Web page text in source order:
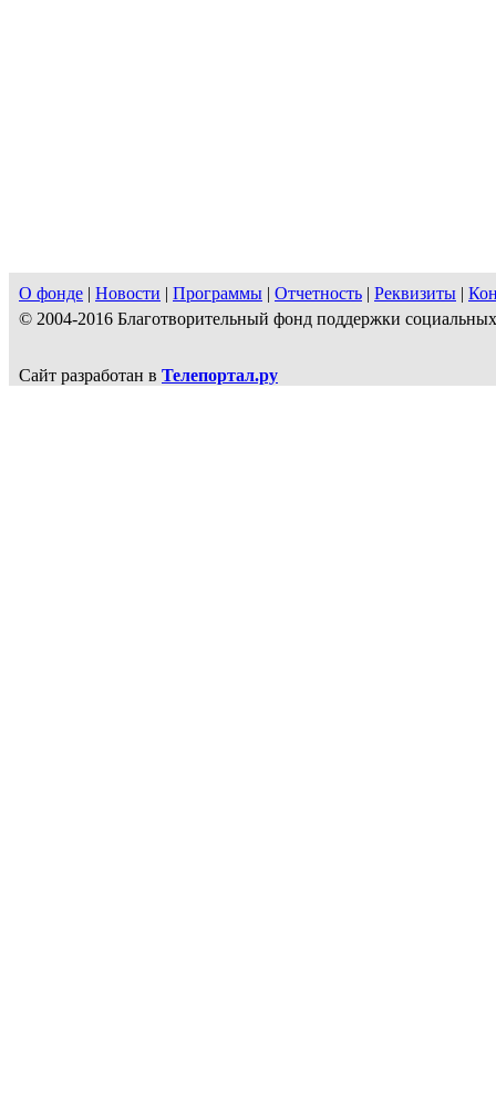
О фонде | Новости | Программы | Отчетность | Реквизиты |
© 2004-2016 Благотворительный фонд поддержки
Сайт разработан в Телепортал.ру